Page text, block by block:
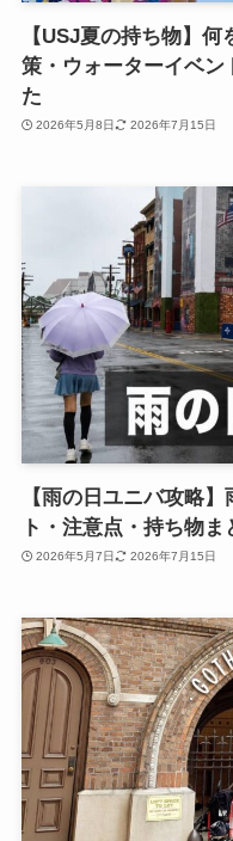
【USJ夏の持ち物】
策・ウォーターイベン
た
2026年5月8日 2026年7月15日
【雨の日ユニバ攻略
ト・注意点・持ち物ま
2026年5月7日 2026年7月15日